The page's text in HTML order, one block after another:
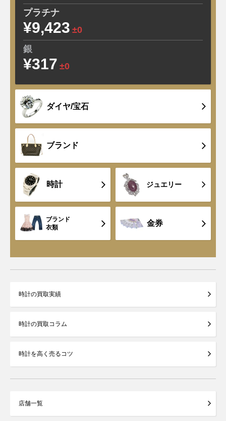
プラチナ
¥9,423 ±0
銀
¥317 ±0
ダイヤ/宝石
ブランド
時計 ジュエリー
ブランド
衣類
金券
時計の買取実績
時計の買取コラム
時計を高く売るコツ
店舗一覧